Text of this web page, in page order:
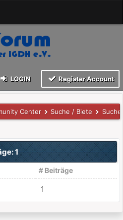
LOGIN Register Account
Center Suche / Biete
1
# Beiträge
1